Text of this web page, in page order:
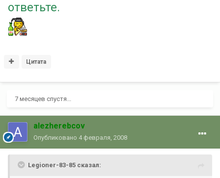
ответьте.
Цитата
7 месяцев спустя...
alezherebcov
Опубликовано 4 февраля, 2008
Legioner-83-85 сказал: